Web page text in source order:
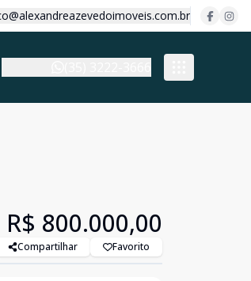
R$ 800.000,00
Compartilhar Favorito